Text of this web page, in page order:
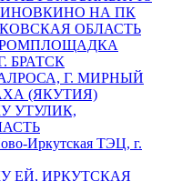
НА ПК
ОБЛАСТЬ
БРАТСК
Г. МИРНЫЙ
(ЯКУТИЯ)
УТУЛИК,
Иркутская ТЭЦ, г.
ЕЙ, ИРКУТСКАЯ